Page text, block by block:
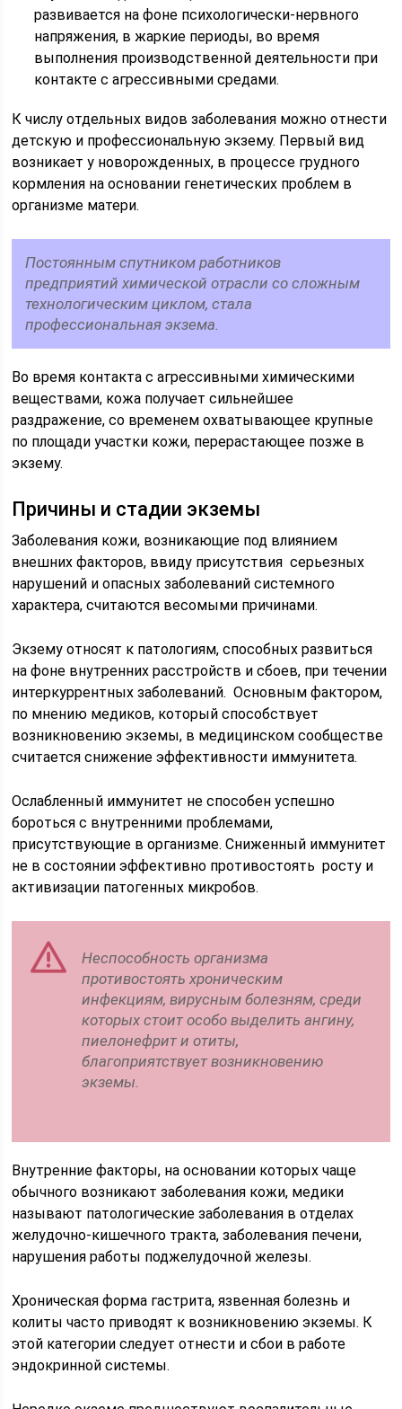
развивается на фоне психологически-нервного
напряжения, в жаркие периоды, во время
выполнения производственной деятельности при
контакте с агрессивными средами.
К числу отдельных видов заболевания можно отнести
детскую и профессиональную экзему. Первый вид
возникает у новорожденных, в процессе грудного
кормления на основании генетических проблем в
организме матери.
Постоянным спутником работников
предприятий химической отрасли со сложным
технологическим циклом, стала
профессиональная экзема.
Во время контакта с агрессивными химическими
веществами, кожа получает сильнейшее
раздражение, со временем охватывающее крупные
по площади участки кожи, перерастающее позже в
экзему.
Причины и стадии экземы
Заболевания кожи, возникающие под влиянием
внешних факторов, ввиду присутствия серьезных
нарушений и опасных заболеваний системного
характера, считаются весомыми причинами.
Экзему относят к патологиям, способных развиться
на фоне внутренних расстройств и сбоев, при течении
интеркуррентных заболеваний. Основным фактором,
по мнению медиков, который способствует
возникновению экземы, в медицинском сообществе
считается снижение эффективности иммунитета.
Ослабленный иммунитет не способен успешно
бороться с внутренними проблемами,
присутствующие в организме. Сниженный иммунитет
не в состоянии эффективно противостоять росту и
активизации патогенных микробов.
Неспособность организма
противостоять хроническим
инфекциям, вирусным болезням, среди
которых стоит особо выделить ангину,
пиелонефрит и отиты,
благоприятствует возникновению
экземы.
Внутренние факторы, на основании которых чаще
обычного возникают заболевания кожи, медики
называют патологические заболевания в отделах
желудочно-кишечного тракта, заболевания печени,
нарушения работы поджелудочной железы.
Хроническая форма гастрита, язвенная болезнь и
колиты часто приводят к возникновению экземы. К
этой категории следует отнести и сбои в работе
эндокринной системы.